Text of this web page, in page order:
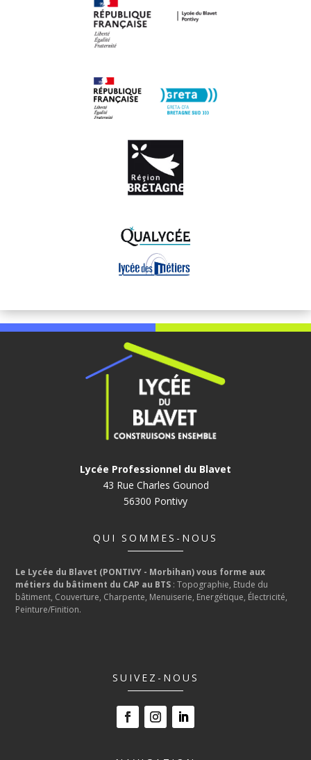
Lycée Professionnel du Blavet
43 Rue Charles Gounod
56300 Pontivy
QUI SOMMES-NOUS
Le Lycée du Blavet (PONTIVY - Morbihan) vous forme aux
métiers du bâtiment du CAP au BTS : Topographie, Etude du
bâtiment, Couverture, Charpente, Menuiserie, Energétique, Électricité,
Peinture/Finition.
SUIVEZ-NOUS